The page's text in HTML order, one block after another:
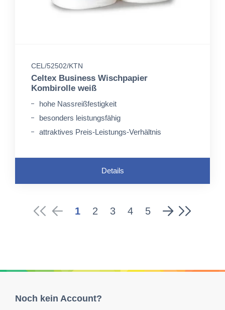
CEL/52502/KTN
Celtex Business Wischpapier
Kombirolle weiß
hohe Nassreißfestigkeit
besonders leistungsfähig
attraktives Preis-Leistungs-Verhältnis
Details
1 2 3 4 5
Noch kein Account?